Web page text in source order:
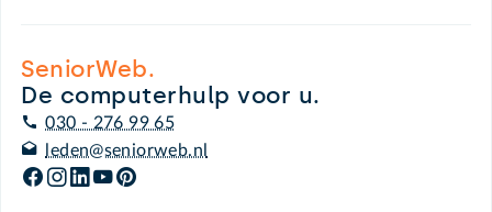
SeniorWeb.
De computerhulp voor u.
030 - 276 99 65
leden@seniorweb.nl